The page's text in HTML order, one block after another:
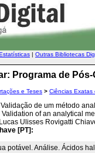
| Outras Bibliotecas
Programa de
e Teses > Ciências Exatas
Validação de um método
Validation of an analytical
Lucas Ulisses Rovigatti
[PT]:
potável. Análise. Ácidos